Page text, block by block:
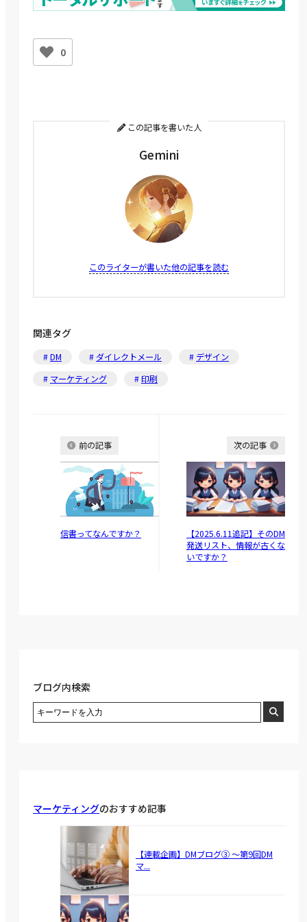
0
この記事を書いた人
Gemini
このライターが書いた他の記事を読む
関連タグ
DM ダイレクトメール
デザイン
マーケティング
印刷
前の記事
信書ってなんですか？
次の記事
【2025.6.11追記】そのDM
発送リスト、情報が古くな
いですか？
ブログ内検索
マーケティングのおすすめ記事
【連載企画】DMブログ③ ～第9回DM
マ...